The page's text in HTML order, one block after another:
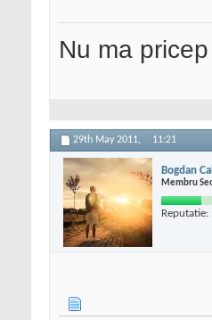
Nu ma
29th May 2011, 11:21
Bogdan
Membru
Reputatie: